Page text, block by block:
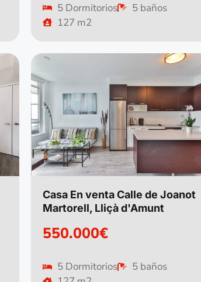
5 Dormitorios
5 baños
127 m2
Casa En venta Calle de Joanot
Martorell, Lliçà d'Amunt
550.000€
5 Dormitorios
5 baños